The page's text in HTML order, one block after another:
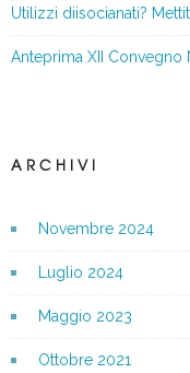
Utilizzi diisocianati?
Anteprima XII Convegno
ARCHIVI
Novembre 2024
Luglio 2024
Maggio 2023
Ottobre 2021